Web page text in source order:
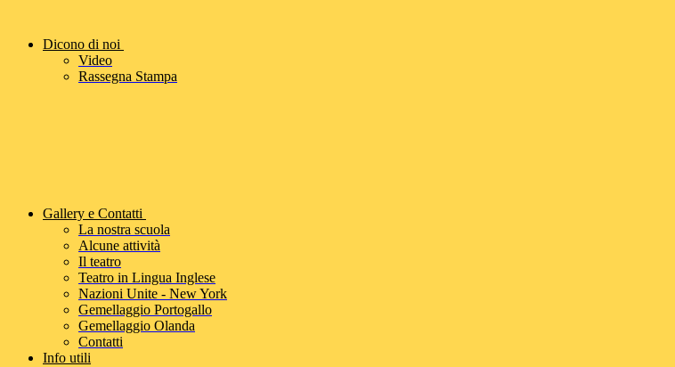
Dicono di noi
Video
Rassegna Stampa
Gallery e Contatti
La nostra scuola
Alcune attività
Il teatro
Teatro in Lingua Inglese
Nazioni Unite - New York
Gemellaggio Portogallo
Gemellaggio Olanda
Contatti
Info utili